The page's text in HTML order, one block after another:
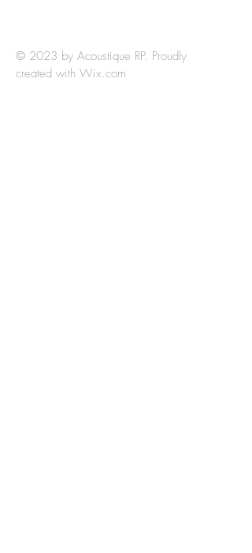
© 2023 by Acoustique RP. Proudly
created with Wix.com